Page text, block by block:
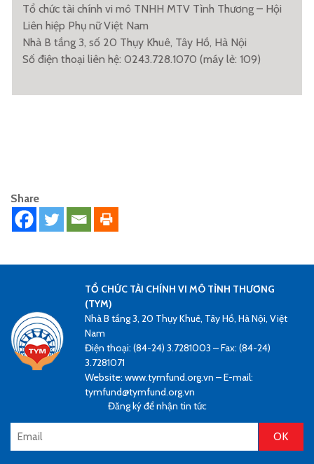
Tổ chức tài chính vi mô TNHH MTV Tình Thương – Hội
Liên hiệp Phụ nữ Việt Nam
Nhà B tầng 3, số 20 Thụy Khuê, Tây Hồ, Hà Nội
Số điện thoại liên hệ: 0243.728.1070 (máy lẻ: 109)
Share
TỔ CHỨC TÀI CHÍNH VI MÔ TÌNH THƯƠNG
(TYM)
Nhà B tầng 3, 20 Thụy Khuê, Tây Hồ, Hà Nội, Việt
Nam
Điện thoại: (84-24) 3.7281003 – Fax: (84-24)
3.7281071
Website: www.tymfund.org.vn – E-mail:
tymfund@tymfund.org.vn
Đăng ký để nhận tin tức